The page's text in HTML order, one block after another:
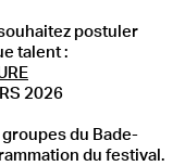
postuler
talent :
2026
du Bade-
du festival.